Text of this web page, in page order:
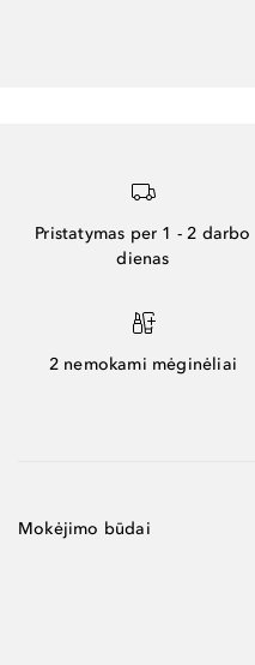
Pristatymas per 1 - 2 darbo
dienas
2 nemokami mėginėliai
Mokėjimo būdai